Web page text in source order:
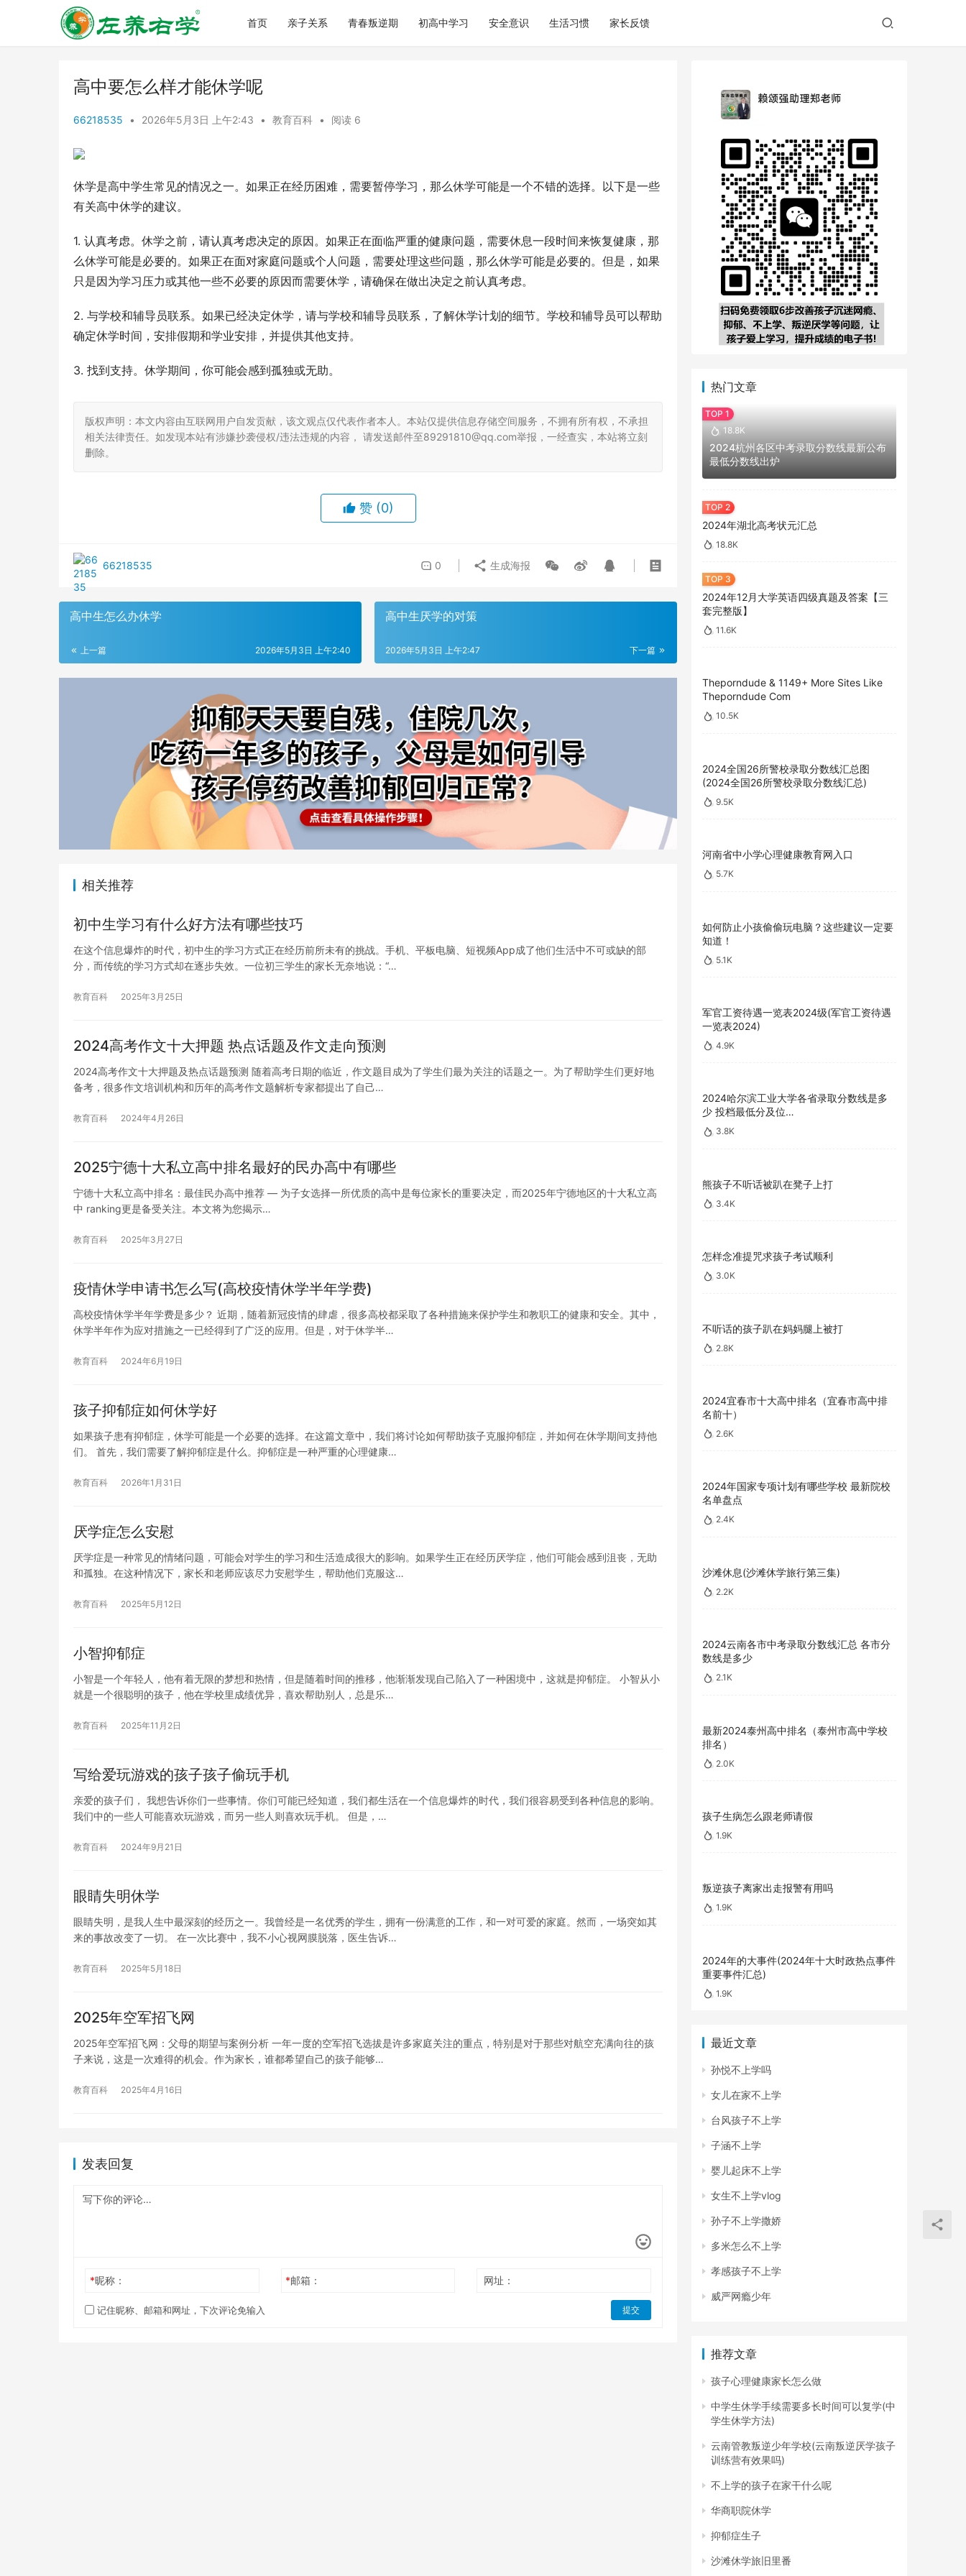
首页 亲子关系 青春叛逆期 初高中学习 安全意识 生活习惯 家长反馈
高中要怎么样才能休学呢
66218535 • 2026年5月3日 上午2:43 • 教育百科 • 阅读 6
休学是高中学生常见的情况之一。如果正在经历困难，需要暂停学习，那么休学可能是一个不错的选择。以下是一些
有关高中休学的建议。
1. 认真考虑。休学之前，请认真考虑决定的原因。如果正在面临严重的健康问题，需要休息一段时间来恢复健康，那
么休学可能是必要的。如果正在面对家庭问题或个人问题，需要处理这些问题，那么休学可能是必要的。但是，如果
只是因为学习压力或其他一些不必要的原因而需要休学，请确保在做出决定之前认真考虑。
2. 与学校和辅导员联系。如果已经决定休学，请与学校和辅导员联系，了解休学计划的细节。学校和辅导员可以帮助
确定休学时间，安排假期和学业安排，并提供其他支持。
3. 找到支持。休学期间，你可能会感到孤独或无助。
版权声明：本文内容由互联网用户自发贡献，该文观点仅代表作者本人。本站仅提供信息存储空间服务，不拥有所有权，不承担
相关法律责任。如发现本站有涉嫌抄袭侵权/违法违规的内容， 请发送邮件至89291810@qq.com举报，一经查实，本站将立刻
删除。
赞 (0)
66218535 0 生成海报
高中生怎么办休学
上一篇 2026年5月3日 上午2:40
高中生厌学的对策
下一篇
2026年5月3日 上午2:47
相关推荐
初中生学习有什么好方法有哪些技巧
在这个信息爆炸的时代，初中生的学习方式正在经历前所未有的挑战。手机、平板电脑、短视频App成了他们生活中不可或缺的部
分，而传统的学习方式却在逐步失效。一位初三学生的家长无奈地说：“…
教育百科 2025年3月25日
2024高考作文十大押题 热点话题及作文走向预测
2024高考作文十大押题及热点话题预测 随着高考日期的临近，作文题目成为了学生们最为关注的话题之一。为了帮助学生们更好地
备考，很多作文培训机构和历年的高考作文题解析专家都提出了自己…
教育百科 2024年4月26日
2025宁德十大私立高中排名最好的民办高中有哪些
宁德十大私立高中排名：最佳民办高中推荐 — 为子女选择一所优质的高中是每位家长的重要决定，而2025年宁德地区的十大私立高
中 ranking更是备受关注。本文将为您揭示…
教育百科 2025年3月27日
疫情休学申请书怎么写(高校疫情休学半年学费)
高校疫情休学半年学费是多少？ 近期，随着新冠疫情的肆虐，很多高校都采取了各种措施来保护学生和教职工的健康和安全。其中，
休学半年作为应对措施之一已经得到了广泛的应用。但是，对于休学半…
教育百科 2024年6月19日
孩子抑郁症如何休学好
如果孩子患有抑郁症，休学可能是一个必要的选择。在这篇文章中，我们将讨论如何帮助孩子克服抑郁症，并如何在休学期间支持他
们。 首先，我们需要了解抑郁症是什么。抑郁症是一种严重的心理健康…
教育百科 2026年1月31日
厌学症怎么安慰
厌学症是一种常见的情绪问题，可能会对学生的学习和生活造成很大的影响。如果学生正在经历厌学症，他们可能会感到沮丧，无助
和孤独。在这种情况下，家长和老师应该尽力安慰学生，帮助他们克服这…
教育百科 2025年5月12日
小智抑郁症
小智是一个年轻人，他有着无限的梦想和热情，但是随着时间的推移，他渐渐发现自己陷入了一种困境中，这就是抑郁症。 小智从小
就是一个很聪明的孩子，他在学校里成绩优异，喜欢帮助别人，总是乐…
教育百科 2025年11月2日
写给爱玩游戏的孩子孩子偷玩手机
亲爱的孩子们， 我想告诉你们一些事情。你们可能已经知道，我们都生活在一个信息爆炸的时代，我们很容易受到各种信息的影响。
我们中的一些人可能喜欢玩游戏，而另一些人则喜欢玩手机。 但是，…
教育百科 2024年9月21日
眼睛失明休学
眼睛失明，是我人生中最深刻的经历之一。我曾经是一名优秀的学生，拥有一份满意的工作，和一对可爱的家庭。然而，一场突如其
来的事故改变了一切。 在一次比赛中，我不小心视网膜脱落，医生告诉…
教育百科 2025年5月18日
2025年空军招飞网
2025年空军招飞网：父母的期望与案例分析 一年一度的空军招飞选拔是许多家庭关注的重点，特别是对于那些对航空充满向往的孩
子来说，这是一次难得的机会。作为家长，谁都希望自己的孩子能够…
教育百科 2025年4月16日
发表回复
*昵称： *邮箱： 网址：
记住昵称、邮箱和网址，下次评论免输入 提交
热门文章
18.8K
2024杭州各区中考录取分数线最新公布
最低分数线出炉
2024年湖北高考状元汇总
18.8K
2024年12月大学英语四级真题及答案【三
套完整版】
11.6K
Theporndude & 1149+ More Sites Like
Theporndude Com
10.5K
2024全国26所警校录取分数线汇总图
(2024全国26所警校录取分数线汇总)
9.5K
河南省中小学心理健康教育网入口
5.7K
如何防止小孩偷偷玩电脑？这些建议一定要
知道！
5.1K
军官工资待遇一览表2024级(军官工资待遇
一览表2024)
4.9K
2024哈尔滨工业大学各省录取分数线是多
少 投档最低分及位…
3.8K
熊孩子不听话被趴在凳子上打
3.4K
怎样念准提咒求孩子考试顺利
3.0K
不听话的孩子趴在妈妈腿上被打
2.8K
2024宜春市十大高中排名（宜春市高中排
名前十）
2.6K
2024年国家专项计划有哪些学校 最新院校
名单盘点
2.4K
沙滩休息(沙滩休学旅行第三集)
2.2K
2024云南各市中考录取分数线汇总 各市分
数线是多少
2.1K
最新2024泰州高中排名（泰州市高中学校
排名）
2.0K
孩子生病怎么跟老师请假
1.9K
叛逆孩子离家出走报警有用吗
1.9K
2024年的大事件(2024年十大时政热点事件
重要事件汇总)
1.9K
最近文章
孙悦不上学吗
女儿在家不上学
台风孩子不上学
子涵不上学
婴儿起床不上学
女生不上学vlog
孙子不上学撒娇
多米怎么不上学
孝感孩子不上学
威严网瘾少年
推荐文章
孩子心理健康家长怎么做
中学生休学手续需要多长时间可以复学(中
学生休学方法)
云南管教叛逆少年学校(云南叛逆厌学孩子
训练营有效果吗)
不上学的孩子在家干什么呢
华商职院休学
抑郁症生子
沙滩休学旅旧里番